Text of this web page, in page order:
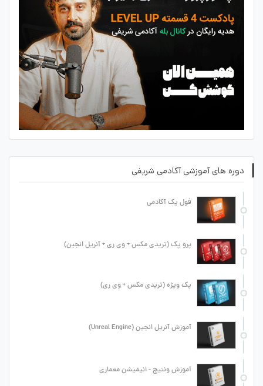
دوره های آموزشی آکادمی شریفی
فول پک آکادمی
پرو پک (تریدی مکس + وی ری + آنریل انجین)
پک ویژه (تریدی مکس + وی ری)
آموزش آنریل انجین (Unreal Engine)
آموزش ونتیج - انیمیشن معماری